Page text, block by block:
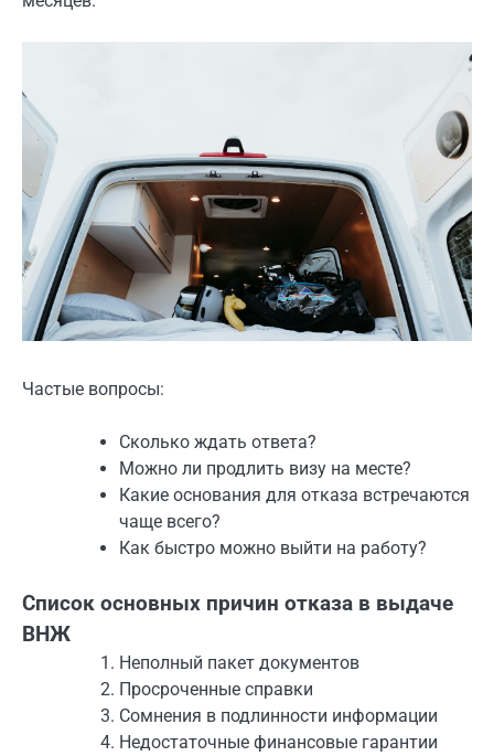
Частые вопросы:
Сколько ждать ответа?
Можно ли продлить визу на месте?
Какие основания для отказа встречаются
чаще всего?
Как быстро можно выйти на работу?
Список основных причин отказа в выдаче
ВНЖ
Неполный пакет документов
Просроченные справки
Сомнения в подлинности информации
Недостаточные финансовые гарантии